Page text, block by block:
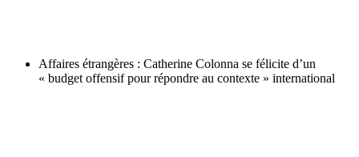
Affaires étrangères : Catherine Colonna se félicite d’un
« budget offensif pour répondre au contexte » international